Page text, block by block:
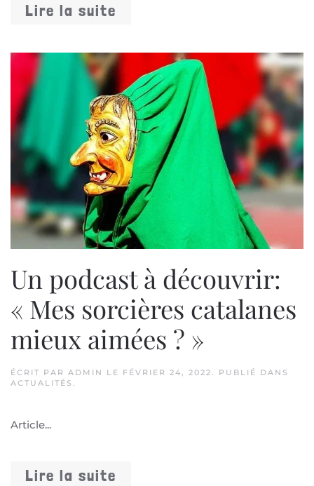
Lire la suite
Un podcast à découvrir:
« Mes sorcières catalanes
mieux aimées ? »
ÉCRIT PAR ADMIN LE FÉVRIER 24, 2022. PUBLIÉ DANS
ACTUALITÉS .
Article...
Lire la suite